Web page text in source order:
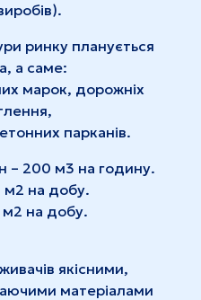
ринку планується
а саме:
марок, дорожніх
парканів.
– 200 м3 на годину.
на добу.
м2 на добу.
якісними,
матеріалами